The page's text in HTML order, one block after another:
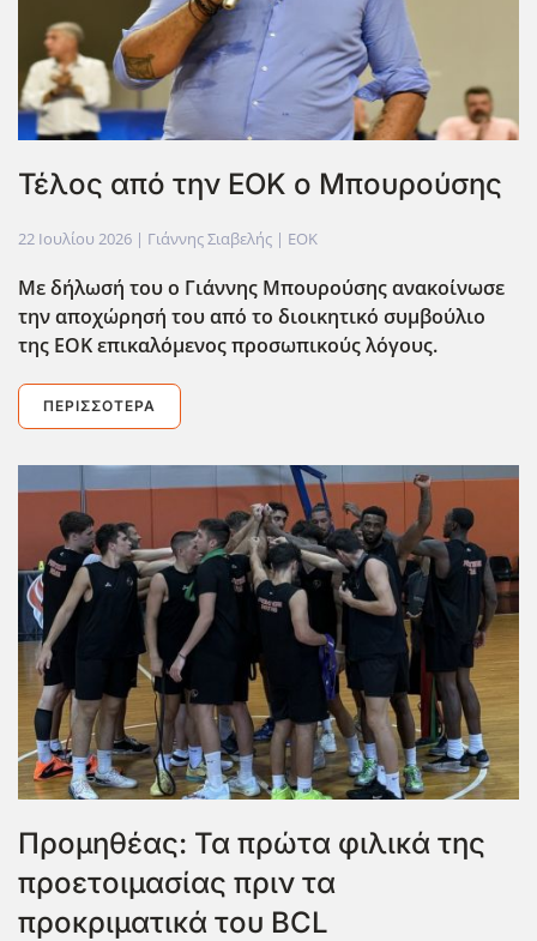
Τέλος από την ΕΟΚ ο Μπουρούσης
22 Ιουλίου 2026 | Γιάννης Σιαβελής | EOK
Με δήλωσή του ο Γιάννης Μπουρούσης ανακοίνωσε
την αποχώρησή του από το διοικητικό συμβούλιο
της ΕΟΚ επικαλόμενος προσωπικούς λόγους.
ΠΕΡΙΣΣΌΤΕΡΑ
Προμηθέας: Τα πρώτα φιλικά της
προετοιμασίας πριν τα
προκριματικά του BCL